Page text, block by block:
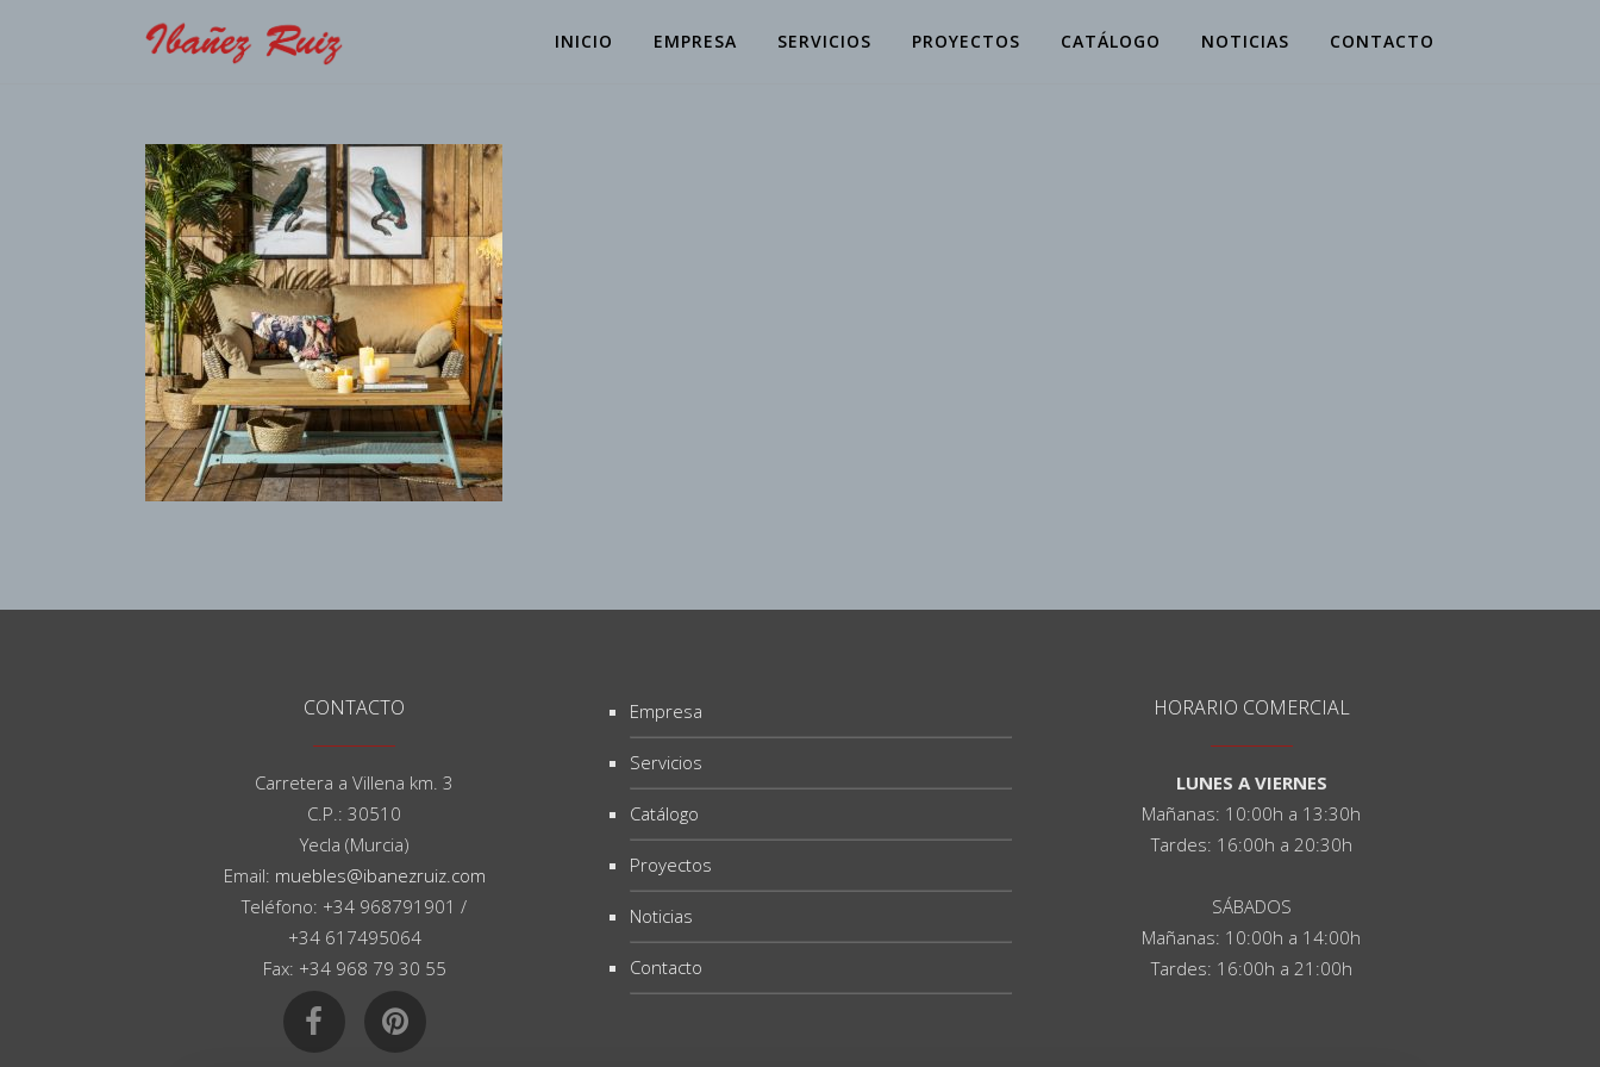
INICIO EMPRESA SERVICIOS PROYECTOS CATÁLOGO NOTICIAS CONTACTO
CONTACTO
Carretera a Villena km. 3
C.P.: 30510
Yecla (Murcia)
Email: muebles@ibanezruiz.com
Teléfono: +34 968791901 /
+34 617495064
Fax: +34 968 79 30 55
Empresa
Servicios
Catálogo
Proyectos
Noticias
Contacto
HORARIO COMERCIAL
LUNES A VIERNES
Mañanas: 10:00h a 13:30h
Tardes: 16:00h a 20:30h
SÁBADOS
Mañanas: 10:00h a 14:00h
Tardes: 16:00h a 21:00h